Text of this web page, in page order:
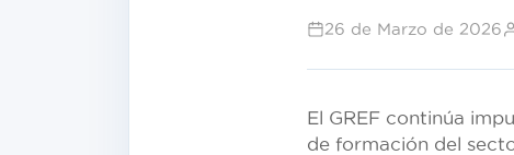
26 de Marzo de 2026
El GREF continúa
de formación del